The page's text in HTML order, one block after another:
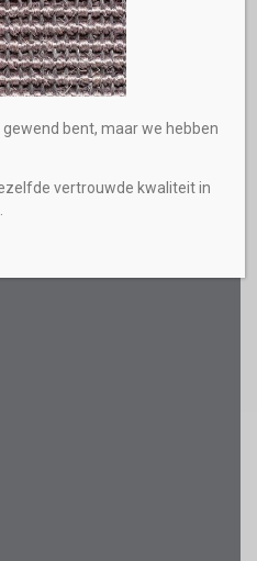
bent, maar we hebben
vertrouwde kwaliteit in